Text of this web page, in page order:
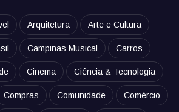
Arquitetura Arte e Cultura
Campinas Musical Carros
Cinema Ciência & Tecnologia
Compras Comunidade Comércio